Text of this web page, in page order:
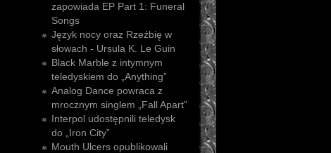
zapowiada EP Part 1: Funeral
Songs
Język nocy oraz Rzeźbię w
słowach - Ursula K. Le Guin
Black Marble z intymnym
teledyskiem do „Anything”
Analog Dance powraca z
mrocznym singlem „Fall Apart”
Interpol udostępnili teledysk
do „Iron City”
Mouth Ulcers opublikowali